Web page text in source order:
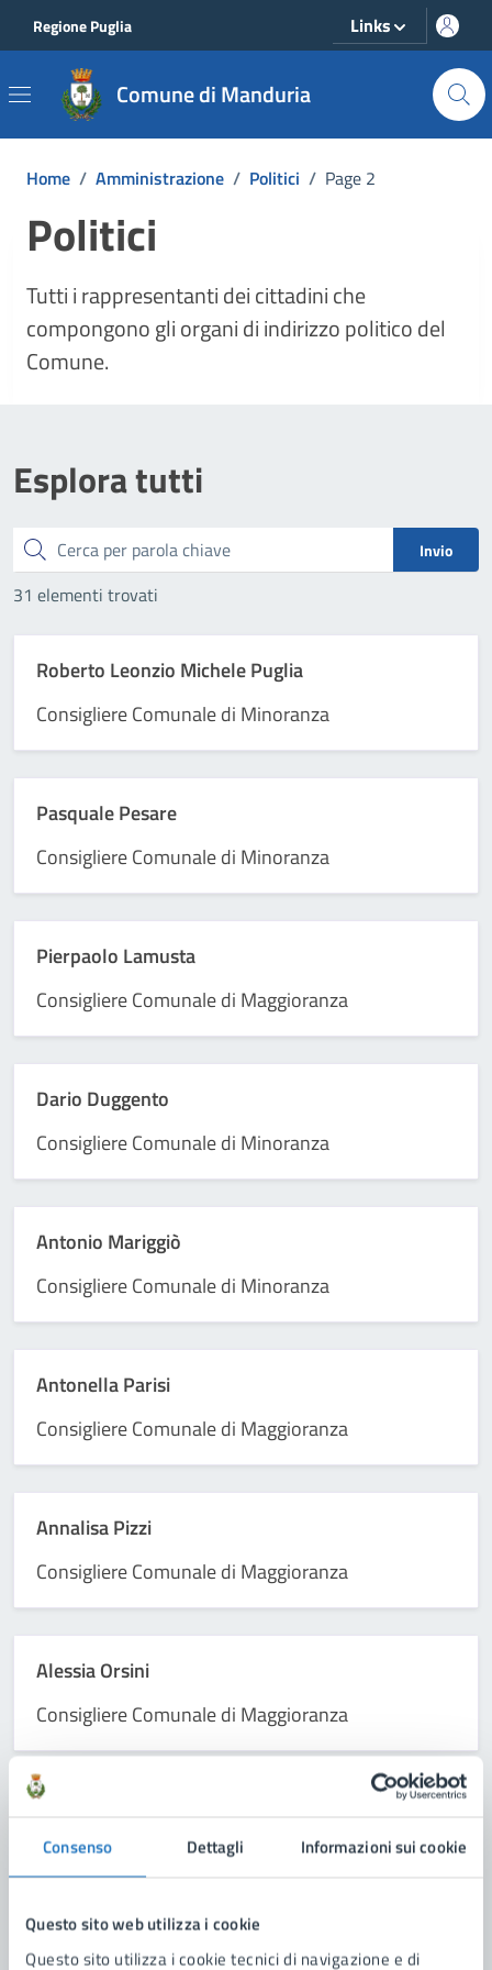
Consenso Dettagli Informazioni sui cookie
Questo sito web utilizza i cookie
Questo sito utilizza i cookie tecnici di navigazione e di
Regione Puglia Links
Comune di Manduria
Home / Amministrazione / Politici / Page 2
Politici
Tutti i rappresentanti dei cittadini che
compongono gli organi di indirizzo politico del
Comune.
Esplora tutti
Cerca Invio
31 elementi trovati
Roberto Leonzio Michele Puglia
Consigliere Comunale di Minoranza
Pasquale Pesare
Consigliere Comunale di Minoranza
Pierpaolo Lamusta
Consigliere Comunale di Maggioranza
Dario Duggento
Consigliere Comunale di Minoranza
Antonio Mariggiò
Consigliere Comunale di Minoranza
Antonella Parisi
Consigliere Comunale di Maggioranza
Annalisa Pizzi
Consigliere Comunale di Maggioranza
Alessia Orsini
Consigliere Comunale di Maggioranza
Assessore alle attività produttive e commercio